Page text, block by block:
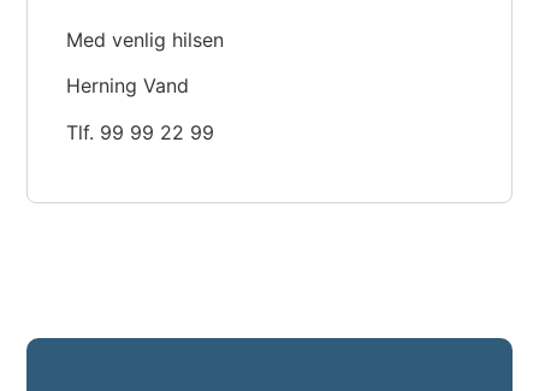
Med venlig hilsen
Herning Vand
Tlf. 99 99 22 99